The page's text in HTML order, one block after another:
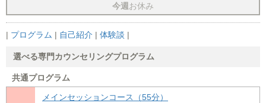
今週 お休み
| プログラム | 自己紹介 | 体験談 |
選べる専門カウンセリングプログラム
共通プログラム
メインセッションコース（55分）